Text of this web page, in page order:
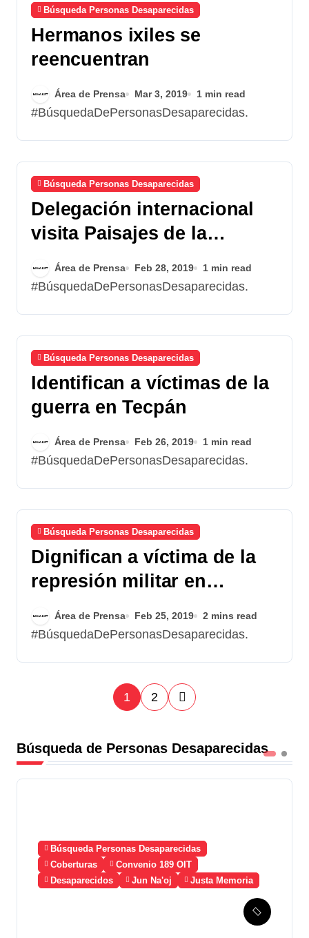
Búsqueda Personas Desaparecidas
Hermanos ixiles se
reencuentran
Área de Prensa Mar 3, 2019 1 min read
#BúsquedaDePersonasDesaparecidas.
Búsqueda Personas Desaparecidas
Delegación internacional
visita Paisajes de la
Memoria
Área de Prensa Feb 28, 2019 1 min read
#BúsquedaDePersonasDesaparecidas.
Búsqueda Personas Desaparecidas
Identifican a víctimas de la
guerra en Tecpán
Área de Prensa Feb 26, 2019 1 min read
#BúsquedaDePersonasDesaparecidas.
Búsqueda Personas Desaparecidas
Dignifican a víctima de la
represión militar en
Chimaltenango
Área de Prensa Feb 25, 2019 2 mins read
#BúsquedaDePersonasDesaparecidas.
P
g
i
a
c
i
1 2
Búsqueda de Personas Desaparecidas
Búsqueda Personas Desaparecidas
Coberturas
Convenio 189 OIT
Desaparecidos
Jun Na'oj Justa Memoria